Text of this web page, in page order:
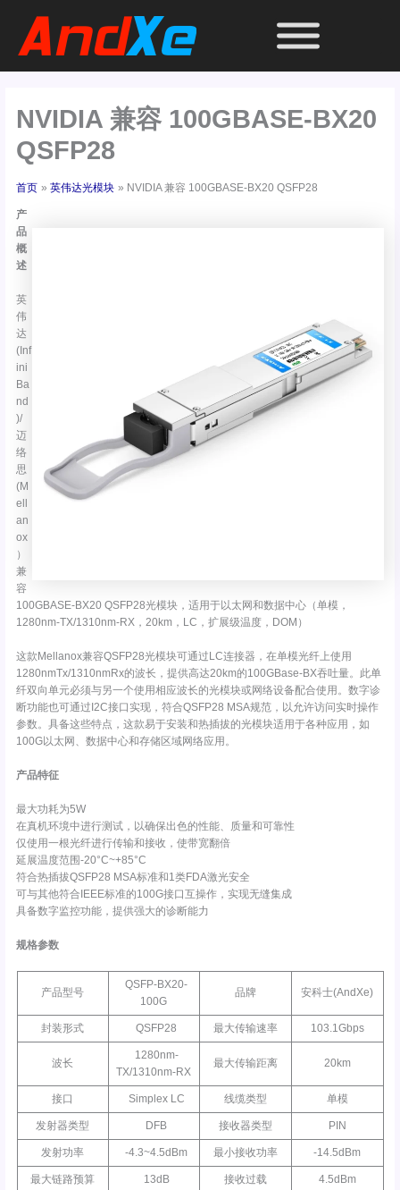
NVIDIA 兼容 100GBASE-BX20
QSFP28
首页 英伟达光模块 NVIDIA 兼容 100GBASE-BX20 QSFP28
产
品
概
述
英
伟
达
(Inf
ini
Ba
nd
)/
迈
络
思
(M
ell
an
ox
）
兼
容
100GBASE-BX20 QSFP28光模块，适用于以太网和数据中心（单模，
1280nm-TX/1310nm-RX，20km，LC，扩展级温度，DOM）
这款Mellanox兼容QSFP28光模块可通过LC连接器，在单模光纤上使用
1280nmTx/1310nmRx的波长，提供高达20km的100GBase-BX吞吐量。此单
纤双向单元必须与另一个使用相应波长的光模块或网络设备配合使用。数字诊
断功能也可通过I2C接口实现，符合QSFP28 MSA规范，以允许访问实时操作
参数。具备这些特点，这款易于安装和热插拔的光模块适用于各种应用，如
100G以太网、数据中心和存储区域网络应用。
产品特征
最大功耗为5W
在真机环境中进行测试，以确保出色的性能、质量和可靠性
仅使用一根光纤进行传输和接收，使带宽翻倍
延展温度范围-20°C~+85°C
符合热插拔QSFP28 MSA标准和1类FDA激光安全
可与其他符合IEEE标准的100G接口互操作，实现无缝集成
具备数字监控功能，提供强大的诊断能力
规格参数
产品型号
QSFP-BX20-
100G
品牌 安科士(AndXe)
封装形式 QSFP28 最大传输速率 103.1Gbps
波长
1280nm-
TX/1310nm-RX
最大传输距离 20km
接口 Simplex LC 线缆类型 单模
发射器类型 DFB 接收器类型 PIN
发射功率 -4.3~4.5dBm 最小接收功率 -14.5dBm
最大链路预算 13dB 接收过载 4.5dBm